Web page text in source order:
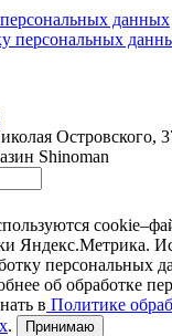
данных
персональных
Островского,
Shinoman
Яндекс.Метрика.
персональных
об обработке
в Политике
. Принимаю